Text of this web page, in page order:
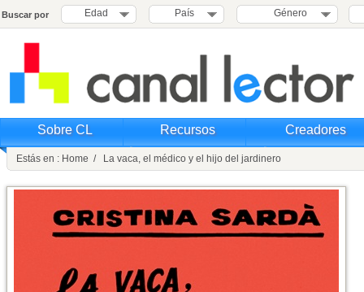
Buscar por Edad País Género
Sobre CL Recursos Creadores
Estás en : Home / La vaca, el médico y el hijo del jardinero